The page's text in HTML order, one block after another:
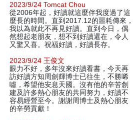
2023/9/24 Tomcat Chou
從2006年起，好讀就這麼伴我度過了這
麼長的時間。直到2017.12的噩耗傳來，
我以為就此不再見好讀。直到今日，偶
然想起老朋友，想不到好讀還在，令人
又驚又喜。祝福好讀，好讀長存。
2023/9/24 王俊文
眼力不好，多年沒來好讀看書，今天再
訪好讀方知周劍輝博士已往生，不勝唏
噓，希望他安息天國。沒有他的辛苦創
建及許多熱心朋友的共同努力，好讀不
容易經營至今。謝謝周博士及熱心朋友
的辛勞貢獻！